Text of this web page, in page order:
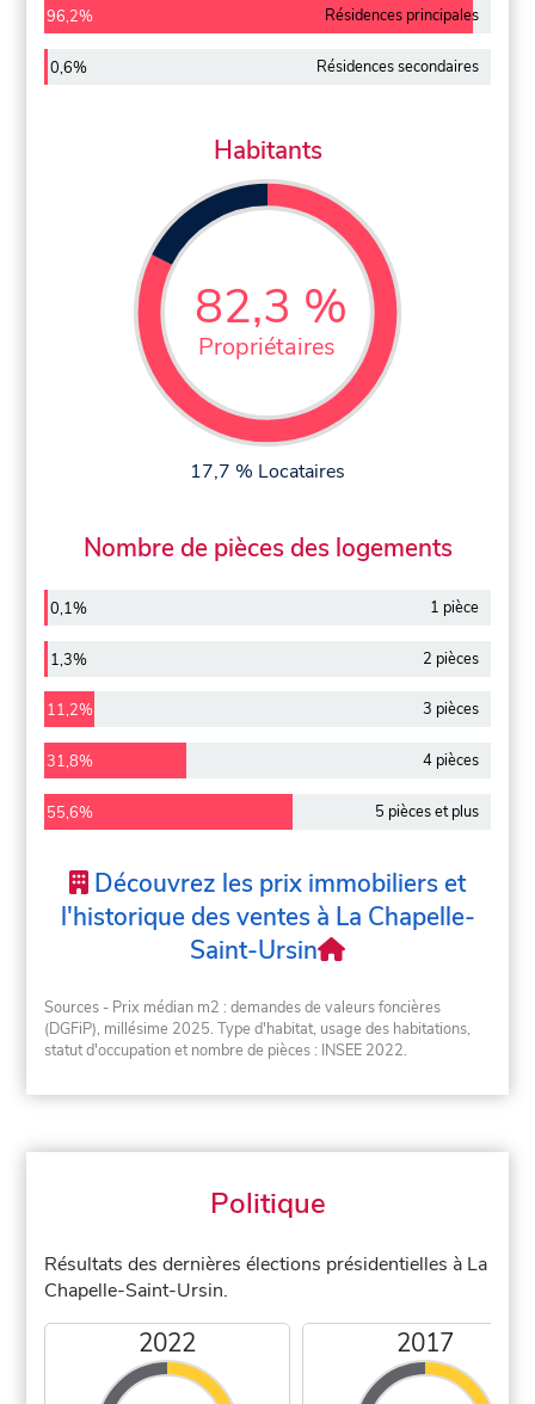
96,2% Résidences principales
0,6% Résidences secondaires
Habitants
82,3 %
Propriétaires
17,7 % Locataires
Nombre de pièces des logements
0,1% 1 pièce
1,3% 2 pièces
11,2% 3 pièces
31,8% 4 pièces
55,6% 5 pièces et plus
Découvrez les prix immobiliers et
l'historique des ventes à La Chapelle-
Saint-Ursin
Sources - Prix médian m2 : demandes de valeurs foncières
(DGFiP), millésime 2025. Type d'habitat, usage des habitations,
statut d'occupation et nombre de pièces : INSEE 2022.
Politique
Résultats des dernières élections présidentielles à La
Chapelle-Saint-Ursin.
2022 2017